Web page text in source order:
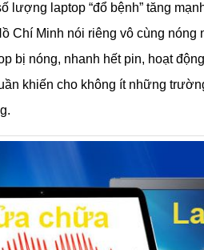
lượng laptop “đổ bệnh” tăng
Chí Minh nói riêng vô cùng nóng
bị nóng, nhanh hết pin, hoạt
khiến cho không ít những